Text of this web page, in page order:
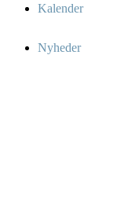
Kalender
Nyheder